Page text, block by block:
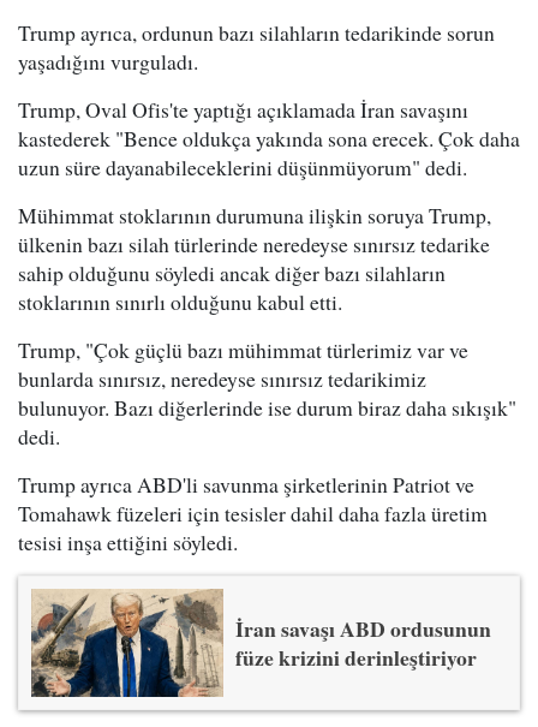
Trump ayrıca, ordunun bazı silahların tedarikinde sorun
yaşadığını vurguladı.
Trump, Oval Ofis'te yaptığı açıklamada İran savaşını
kastederek "Bence oldukça yakında sona erecek. Çok daha
uzun süre dayanabileceklerini düşünmüyorum" dedi.
Mühimmat stoklarının durumuna ilişkin soruya Trump,
ülkenin bazı silah türlerinde neredeyse sınırsız tedarike
sahip olduğunu söyledi ancak diğer bazı silahların
stoklarının sınırlı olduğunu kabul etti.
Trump, "Çok güçlü bazı mühimmat türlerimiz var ve
bunlarda sınırsız, neredeyse sınırsız tedarikimiz
bulunuyor. Bazı diğerlerinde ise durum biraz daha sıkışık"
dedi.
Trump ayrıca ABD'li savunma şirketlerinin Patriot ve
Tomahawk füzeleri için tesisler dahil daha fazla üretim
tesisi inşa ettiğini söyledi.
İran savaşı ABD ordusunun
füze krizini derinleştiriyor